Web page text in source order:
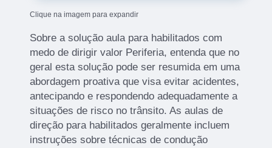
Clique na imagem para expandir
Sobre a solução aula para habilitados com
medo de dirigir valor Periferia, entenda que no
geral esta solução pode ser resumida em uma
abordagem proativa que visa evitar acidentes,
antecipando e respondendo adequadamente a
situações de risco no trânsito. As aulas de
direção para habilitados geralmente incluem
instruções sobre técnicas de condução